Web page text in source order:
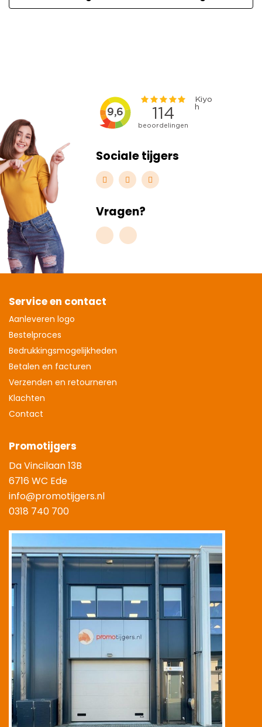
Sociale tijgers
Vragen?
Service en contact
Aanleveren logo
Bestelproces
Bedrukkingsmogelijkheden
Betalen en facturen
Verzenden en retourneren
Klachten
Contact
Promotijgers
Da Vincilaan 13B
6716 WC Ede
info@promotijgers.nl
0318 740 700